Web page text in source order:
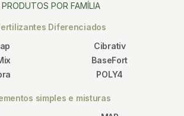
PRODUTOS POR FAMÍLIA
Diferenciados
Cibrativ
BaseFort
POLY4
simples e misturas